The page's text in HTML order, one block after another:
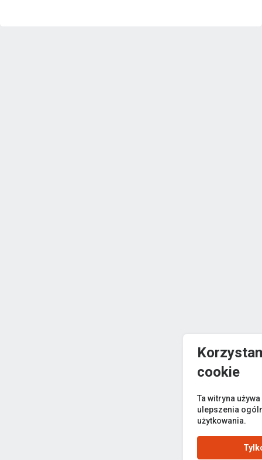
cookie
Ta witryna
ulepszenia
użytkowania.